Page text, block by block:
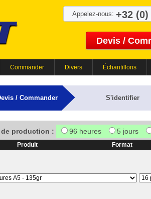
Appelez-nous: +32 (0)
Devis /
Commander Divers Échantillons
/ Commander S'identifier
de production : 96 heures 5 jours
Produit Format